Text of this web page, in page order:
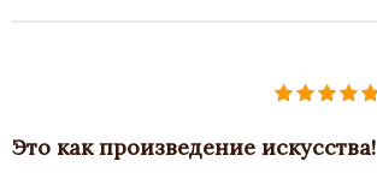
Это как произведение искусства!